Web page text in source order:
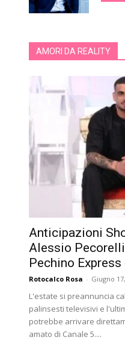
AMORI DA REALITY
Anticipazioni
Alessio
Pechino Express
Rotocalco Rosa - Giugno
L'estate si preannuncia
palinsesti televisivi e
potrebbe arrivare
amato di Canale 5....